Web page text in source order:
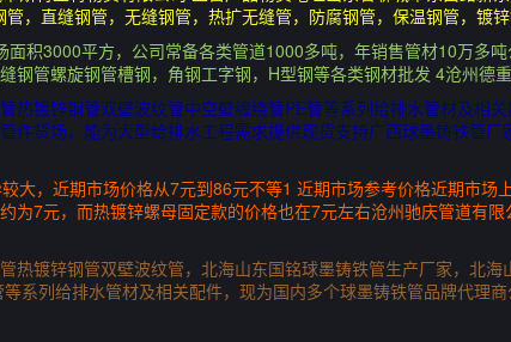
，直缝钢管，无缝钢管，热扩无缝管，防腐钢管，保温钢管，镀锌
积3000平方，公司常备各类管道1000多吨，年销售管材10万多
管螺旋钢管槽钢，角钢工字钢，H型钢等各类钢材批发 4沧州德重
热镀锌钢管双壁波纹管中空壁缠绕管PE管等系列给排水管材及相
件货场，能为大型给排水工程需求提供现货支持广西球墨铸铁管
大，近期市场价格从7元到86元不等1 近期市场参考价格近期市场
为7元，而热镀锌螺母固定款的价格也在7元左右沧州驰庆管道有
热镀锌钢管双壁波纹管，北海山东国铭球墨铸铁管生产厂家，北
系列给排水管材及相关配件，现为国内多个球墨铸铁管品牌代理